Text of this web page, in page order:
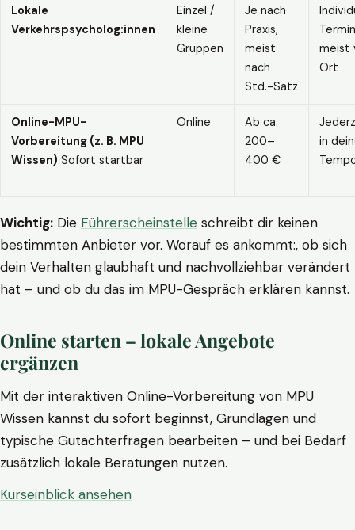
Lokale
Verkehrspsycholog:innen
Einzel /
kleine
Gruppen
Je nach
Praxis,
meist
nach
Std.-Satz
meist
Ort
Online-MPU-
Vorbereitung (z. B. MPU
Wissen) Sofort startbar
Online
Ab ca.
200–
400 €
in
Wichtig: Die Führerscheinstelle schreibt dir keinen
bestimmten Anbieter vor. Worauf es ankommt:, ob sich
dein Verhalten glaubhaft und nachvollziehbar verändert
hat – und ob du das im MPU-Gespräch erklären kannst.
Online starten – lokale Angebote
ergänzen
Mit der interaktiven Online-Vorbereitung von MPU
Wissen kannst du sofort beginnst, Grundlagen und
typische Gutachterfragen bearbeiten – und bei Bedarf
zusätzlich lokale Beratungen nutzen.
Kurseinblick ansehen